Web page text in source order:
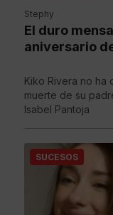
Stephy
El duro
aniversario
Kiko Rivera no ha
muerte de su
Isabel Pantoja
SUCESOS